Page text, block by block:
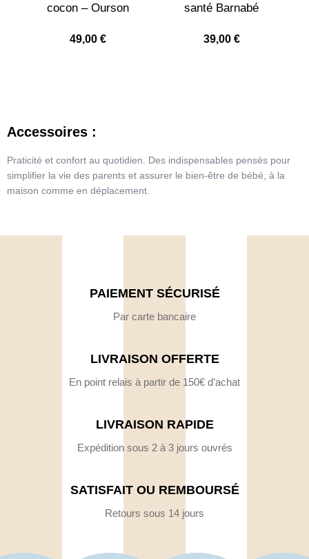
cocon – Ourson
49,00 €
santé Barnabé
39,00 €
Accessoires :
Praticité et confort au quotidien. Des indispensables pensés pour
simplifier la vie des parents et assurer le bien-être de bébé, à la
maison comme en déplacement.
PAIEMENT SÉCURISÉ
Par carte bancaire
LIVRAISON OFFERTE
En point relais à partir de 150€ d’achat
LIVRAISON RAPIDE
Expédition sous 2 à 3 jours ouvrés
SATISFAIT OU REMBOURSÉ
Retours sous 14 jours